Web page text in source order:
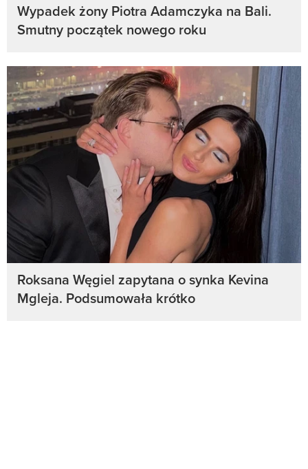
Wypadek żony Piotra Adamczyka na Bali.
Smutny początek nowego roku
Roksana Węgiel zapytana o synka Kevina
Mgleja. Podsumowała krótko